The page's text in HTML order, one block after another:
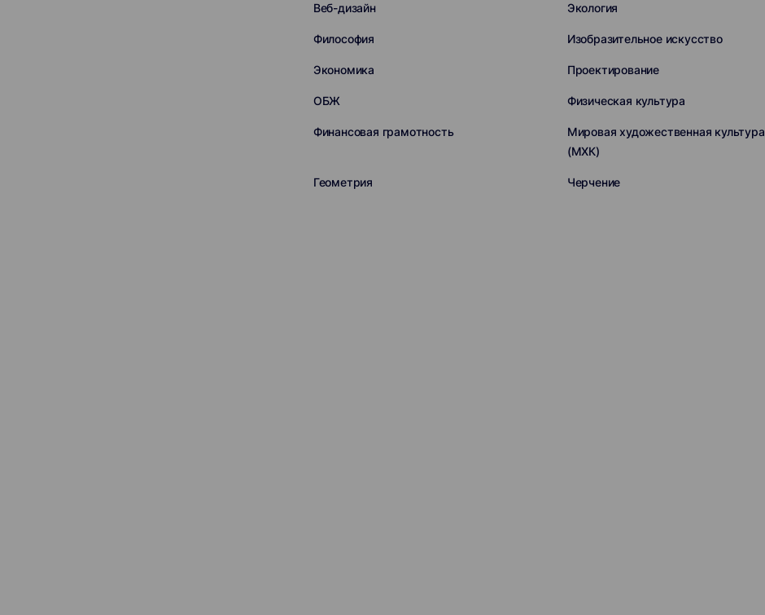
Веб-дизайн Экология
Философия Изобразительное искусство
Экономика Проектирование
ОБЖ Физическая культура
Финансовая грамотность
Мировая художественная культура
(МХК)
Геометрия Черчение